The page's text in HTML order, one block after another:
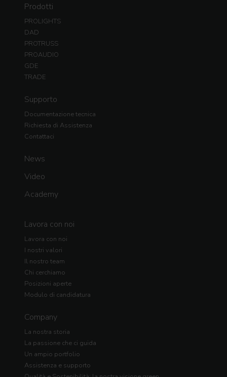
Prodotti
PROLIGHTS
DAD
PROTRUSS
PROAUDIO
GDE
TRADE
Supporto
Documentazione tecnica
Richiesta di Assistenza
Contattaci
News
Video
Academy
Lavora con noi
Lavora con noi
I nostri valori
Il nostro team
Chi cerchiamo
Posizioni aperte
Modulo di candidatura
Company
La nostra storia
La passione che ci guida
Un ampio portfolio
Assistenza e supporto